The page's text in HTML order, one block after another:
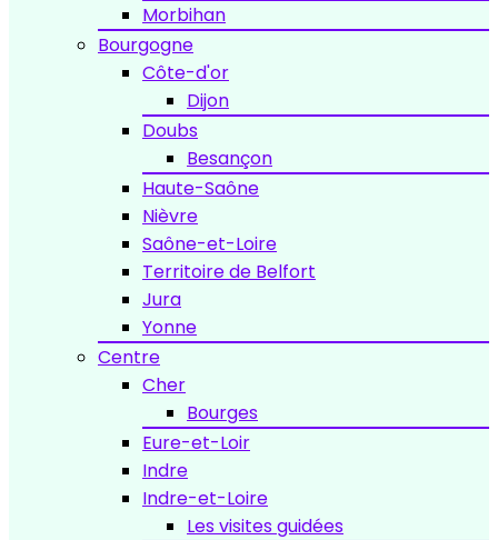
Morbihan
Bourgogne
Côte-d'or
Dijon
Doubs
Besançon
Haute-Saône
Nièvre
Saône-et-Loire
Territoire de Belfort
Jura
Yonne
Centre
Cher
Bourges
Eure-et-Loir
Indre
Indre-et-Loire
Les visites guidées